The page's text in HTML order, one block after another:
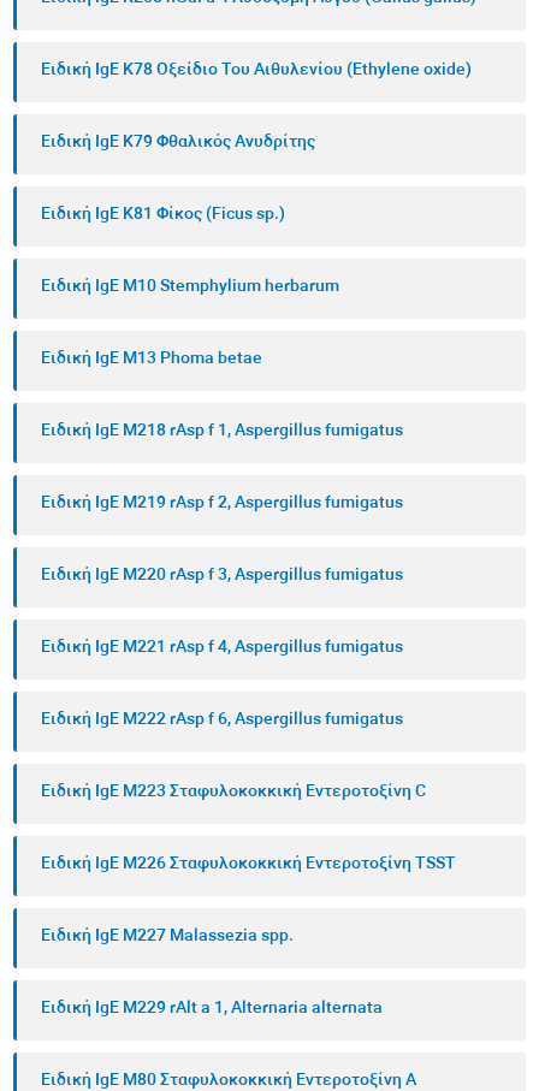
Ειδική IgE K78 Οξείδιο Του Αιθυλενίου (Ethylene oxide)
Ειδική IgE K79 Φθαλικός Ανυδρίτης
Ειδική IgE K81 Φίκος (Ficus sp.)
Ειδική IgE M10 Stemphylium herbarum
Ειδική IgE M13 Phoma betae
Ειδική IgE M218 rAsp f 1, Aspergillus fumigatus
Ειδική IgE M219 rAsp f 2, Aspergillus fumigatus
Ειδική IgE M220 rAsp f 3, Aspergillus fumigatus
Ειδική IgE M221 rAsp f 4, Aspergillus fumigatus
Ειδική IgE M222 rAsp f 6, Aspergillus fumigatus
Ειδική IgE M223 Σταφυλοκοκκική Εντεροτοξίνη C
Ειδική IgE M226 Σταφυλοκοκκική Εντεροτοξίνη TSST
Ειδική IgE M227 Malassezia spp.
Ειδική IgE M229 rAlt a 1, Alternaria alternata
Ειδική IgE M80 Σταφυλοκοκκική Εντεροτοξίνη Α